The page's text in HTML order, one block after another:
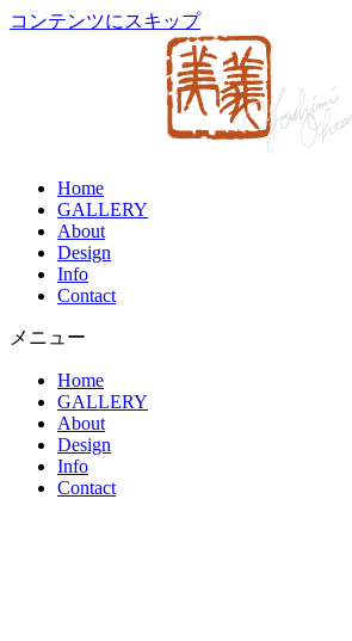
コンテンツにスキップ
Home
GALLERY
About
Design
Info
Contact
メニュー
Home
GALLERY
About
Design
Info
Contact